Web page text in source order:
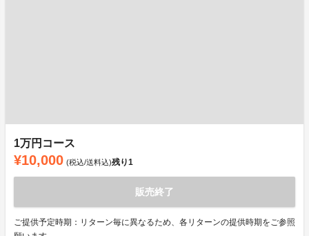
1万円コース
¥10,000 (税込/送料込)残り1
販売終了
ご提供予定時期：リターン毎に異なるため、各リターンの提供時期をご参照